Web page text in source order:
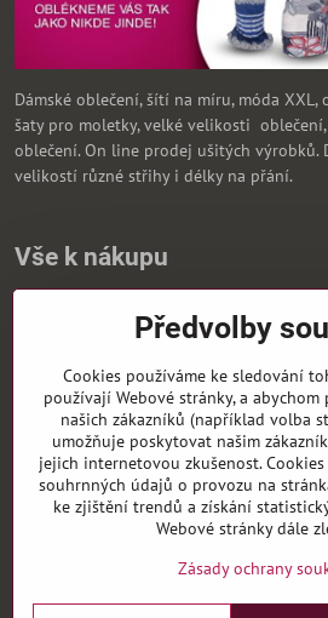
Dámské oblečení, šítí na míru, móda
šaty pro moletky, velké velikosti
oblečení. On line prodej ušitých výrobků.
velikostí různé střihy i délky na přání.
Vše k nákupu
Zasíláme i na SlovenskoPředvolby
Cookies používáme ke sledování
používají Webové stránky, a
našich zákazníků (například volba
umožňuje poskytovat našim
jejich internetovou zkušenost.
souhrnných údajů o provozu na
ke zjištění trendů a získání
Webové stránky dále
Zásady ochrany